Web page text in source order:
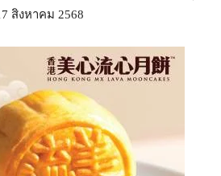
สิงหาคม 2568